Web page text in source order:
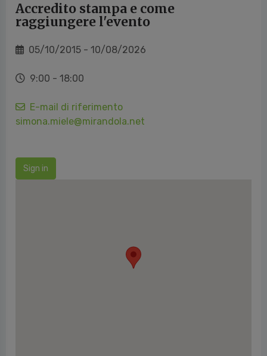
Accredito stampa e come
raggiungere l'evento
05/10/2015 - 10/08/2026
9:00 - 18:00
E-mail di riferimento
simona.miele@mirandola.net
Sign in